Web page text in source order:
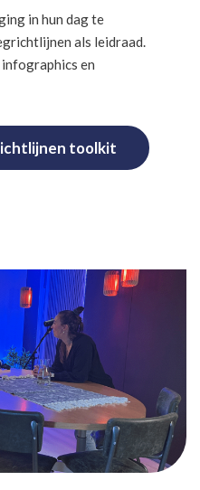
in hun dag te
als leidraad.
en
toolkit